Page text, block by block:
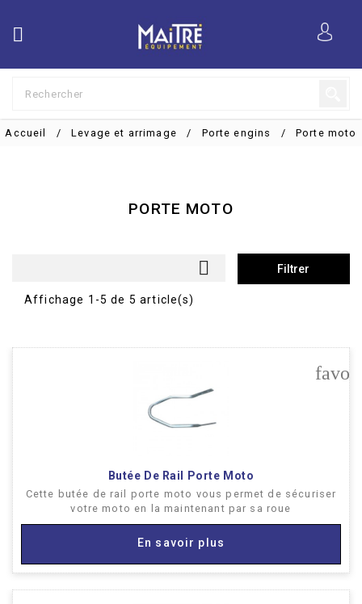

Accueil Levage et arrimage Porte engins Porte moto
PORTE MOTO
 Filtrer
Affichage 1-5 de 5 article(s)
Butée De Rail Porte Moto
Cette butée de rail porte moto vous permet de sécuriser
votre moto en la maintenant par sa roue
En savoir plus